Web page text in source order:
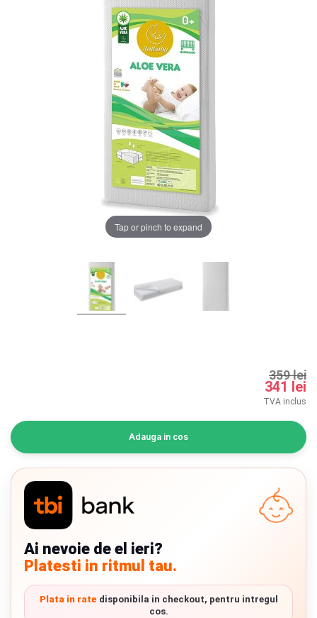
CAMERA COPILULUI
MARSUPII BEBELUSI
LEAGANE COPII
BALANSOARE COPII
BABY MONITORS
HRANIRE SI DIVERSIFICARE
CASA SI CURATENIE
INGRIJIRE PERSONALA
Regulament giveaway
Showroom
Depozit
Tap or pinch to expand
359 lei
341 lei
TVA inclus
Adauga in cos
Ai nevoie de el ieri?
Platesti in ritmul tau.
Plata in ratedisponibila in checkout, pentru intregul
cos.
Chrome cu detalii negre
Verde cu detalii negre
Alege culoarea cadrului
Chrome cu detalii negre
Verde cu detalii negre 5646 lei